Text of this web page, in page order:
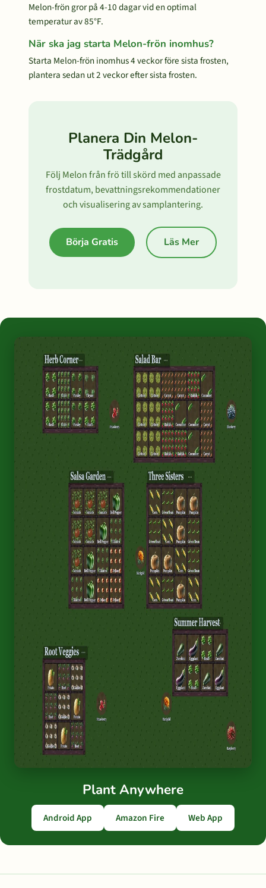
Melon-frön gror på 4-10 dagar vid en optimal
temperatur av 85°F.
När ska jag starta Melon-frön inomhus?
Starta Melon-frön inomhus 4 veckor före sista frosten,
plantera sedan ut 2 veckor efter sista frosten.
Planera Din Melon-
Trädgård
Följ Melon från frö till skörd med anpassade
frostdatum, bevattningsrekommendationer
och visualisering av samplantering.
Börja Gratis Läs Mer
Plant Anywhere
Android App Amazon Fire Web App